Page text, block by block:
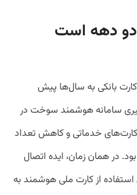
دو دهه است
بانکی به سال‌ها پیش
سامانه هوشمند سوخت در
تجمیع کارت‌های خدماتی و کاهش تعداد
در همان زمان، ایده اتصال
از کارت ملی هوشمند به